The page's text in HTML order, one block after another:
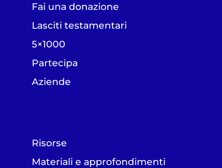
Fai una donazione
Lasciti testamentari
5×1000
Partecipa
Aziende
Risorse
Materiali e approfondimenti